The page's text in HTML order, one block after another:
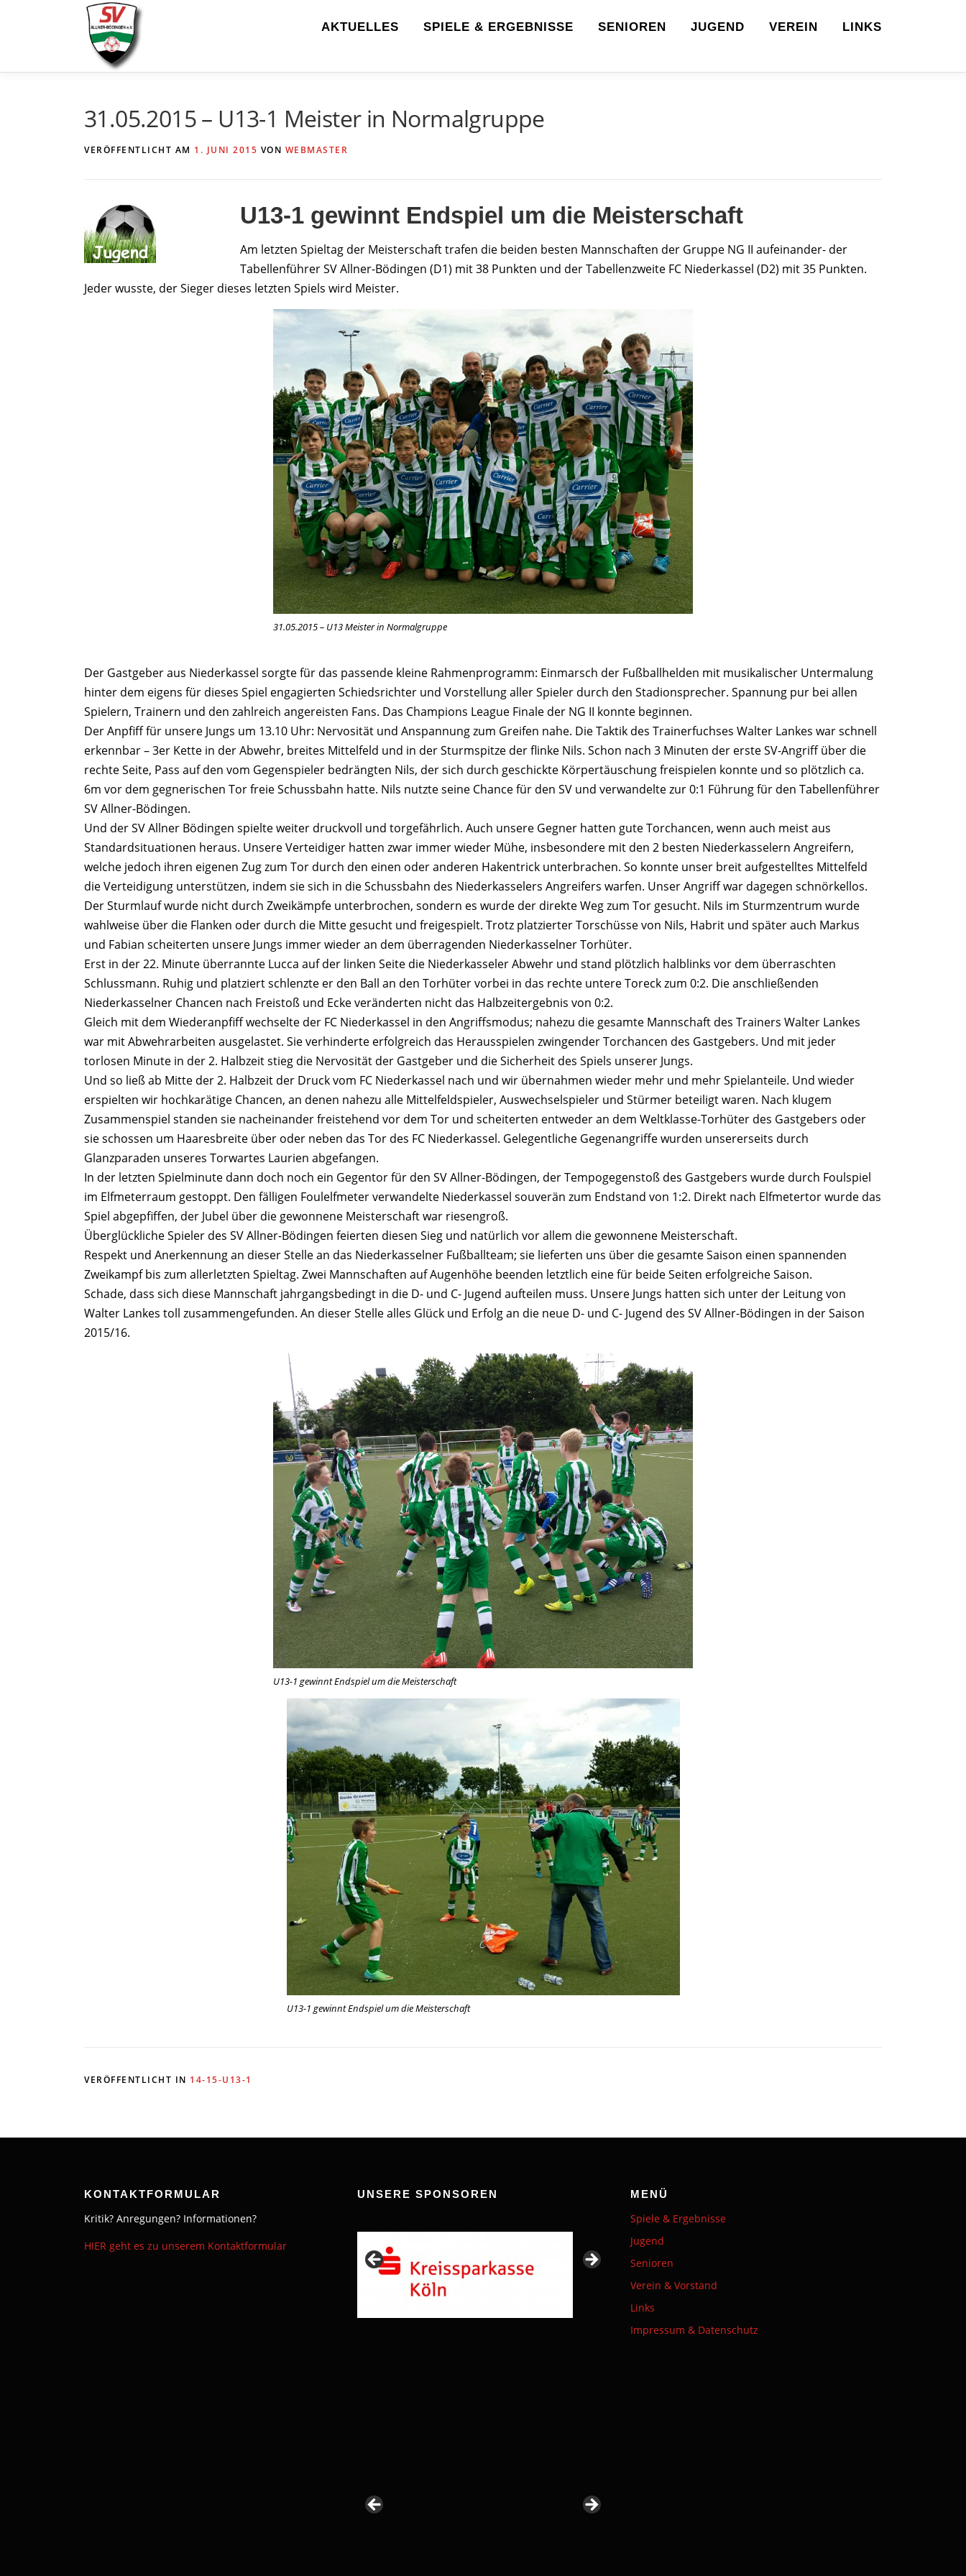
AKTUELLES SPIELE & ERGEBNISSE SENIOREN JUGEND VEREIN LINKS
31.05.2015 – U13-1 Meister in Normalgruppe
VERÖFFENTLICHT AM 1. JUNI 2015 VON WEBMASTER
U13-1 gewinnt Endspiel um die Meisterschaft
Am letzten Spieltag der Meisterschaft trafen die beiden besten Mannschaften der Gruppe NG II aufeinander- der
Tabellenführer SV Allner-Bödingen (D1) mit 38 Punkten und der Tabellenzweite FC Niederkassel (D2) mit 35 Punkten.
Jeder wusste, der Sieger dieses letzten Spiels wird Meister.
31.05.2015 – U13 Meister in Normalgruppe
Der Gastgeber aus Niederkassel sorgte für das passende kleine Rahmenprogramm: Einmarsch der Fußballhelden mit musikalischer Untermalung
hinter dem eigens für dieses Spiel engagierten Schiedsrichter und Vorstellung aller Spieler durch den Stadionsprecher. Spannung pur bei allen
Spielern, Trainern und den zahlreich angereisten Fans. Das Champions League Finale der NG II konnte beginnen.
Der Anpfiff für unsere Jungs um 13.10 Uhr: Nervosität und Anspannung zum Greifen nahe. Die Taktik des Trainerfuchses Walter Lankes war schnell
erkennbar – 3er Kette in der Abwehr, breites Mittelfeld und in der Sturmspitze der flinke Nils. Schon nach 3 Minuten der erste SV-Angriff über die
rechte Seite, Pass auf den vom Gegenspieler bedrängten Nils, der sich durch geschickte Körpertäuschung freispielen konnte und so plötzlich ca.
6m vor dem gegnerischen Tor freie Schussbahn hatte. Nils nutzte seine Chance für den SV und verwandelte zur 0:1 Führung für den Tabellenführer
SV Allner-Bödingen.
Und der SV Allner Bödingen spielte weiter druckvoll und torgefährlich. Auch unsere Gegner hatten gute Torchancen, wenn auch meist aus
Standardsituationen heraus. Unsere Verteidiger hatten zwar immer wieder Mühe, insbesondere mit den 2 besten Niederkasselern Angreifern,
welche jedoch ihren eigenen Zug zum Tor durch den einen oder anderen Hakentrick unterbrachen. So konnte unser breit aufgestelltes Mittelfeld
die Verteidigung unterstützen, indem sie sich in die Schussbahn des Niederkasselers Angreifers warfen. Unser Angriff war dagegen schnörkellos.
Der Sturmlauf wurde nicht durch Zweikämpfe unterbrochen, sondern es wurde der direkte Weg zum Tor gesucht. Nils im Sturmzentrum wurde
wahlweise über die Flanken oder durch die Mitte gesucht und freigespielt. Trotz platzierter Torschüsse von Nils, Habrit und später auch Markus
und Fabian scheiterten unsere Jungs immer wieder an dem überragenden Niederkasselner Torhüter.
Erst in der 22. Minute überrannte Lucca auf der linken Seite die Niederkasseler Abwehr und stand plötzlich halblinks vor dem überraschten
Schlussmann. Ruhig und platziert schlenzte er den Ball an den Torhüter vorbei in das rechte untere Toreck zum 0:2. Die anschließenden
Niederkasselner Chancen nach Freistoß und Ecke veränderten nicht das Halbzeitergebnis von 0:2.
Gleich mit dem Wiederanpfiff wechselte der FC Niederkassel in den Angriffsmodus; nahezu die gesamte Mannschaft des Trainers Walter Lankes
war mit Abwehrarbeiten ausgelastet. Sie verhinderte erfolgreich das Herausspielen zwingender Torchancen des Gastgebers. Und mit jeder
torlosen Minute in der 2. Halbzeit stieg die Nervosität der Gastgeber und die Sicherheit des Spiels unserer Jungs.
Und so ließ ab Mitte der 2. Halbzeit der Druck vom FC Niederkassel nach und wir übernahmen wieder mehr und mehr Spielanteile. Und wieder
erspielten wir hochkarätige Chancen, an denen nahezu alle Mittelfeldspieler, Auswechselspieler und Stürmer beteiligt waren. Nach klugem
Zusammenspiel standen sie nacheinander freistehend vor dem Tor und scheiterten entweder an dem Weltklasse-Torhüter des Gastgebers oder
sie schossen um Haaresbreite über oder neben das Tor des FC Niederkassel. Gelegentliche Gegenangriffe wurden unsererseits durch
Glanzparaden unseres Torwartes Laurien abgefangen.
In der letzten Spielminute dann doch noch ein Gegentor für den SV Allner-Bödingen, der Tempogegenstoß des Gastgebers wurde durch Foulspiel
im Elfmeterraum gestoppt. Den fälligen Foulelfmeter verwandelte Niederkassel souverän zum Endstand von 1:2. Direkt nach Elfmetertor wurde das
Spiel abgepfiffen, der Jubel über die gewonnene Meisterschaft war riesengroß.
Überglückliche Spieler des SV Allner-Bödingen feierten diesen Sieg und natürlich vor allem die gewonnene Meisterschaft.
Respekt und Anerkennung an dieser Stelle an das Niederkasselner Fußballteam; sie lieferten uns über die gesamte Saison einen spannenden
Zweikampf bis zum allerletzten Spieltag. Zwei Mannschaften auf Augenhöhe beenden letztlich eine für beide Seiten erfolgreiche Saison.
Schade, dass sich diese Mannschaft jahrgangsbedingt in die D- und C- Jugend aufteilen muss. Unsere Jungs hatten sich unter der Leitung von
Walter Lankes toll zusammengefunden. An dieser Stelle alles Glück und Erfolg an die neue D- und C- Jugend des SV Allner-Bödingen in der Saison
2015/16.
U13-1 gewinnt Endspiel um die Meisterschaft
U13-1 gewinnt Endspiel um die Meisterschaft
VERÖFFENTLICHT IN 14-15-U13-1
KONTAKTFORMULAR
Kritik? Anregungen? Informationen?
HIER geht es zu unserem Kontaktformular
UNSERE SPONSOREN MENÜ
Spiele & Ergebnisse
Jugend
Senioren
Verein & Vorstand
Links
Impressum & Datenschutz